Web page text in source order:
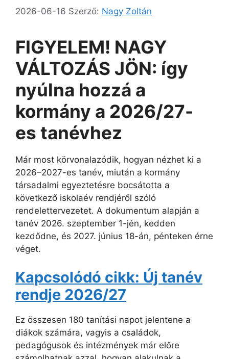
2026-06-16 Szerző: Nagy Zoltán
FIGYELEM! NAGY
VÁLTOZÁS JÖN: így
nyúlna hozzá a
kormány a 2026/27-
es tanévhez
Már most körvonalazódik, hogyan nézhet ki a
2026–2027-es tanév, miután a kormány
társadalmi egyeztetésre bocsátotta a
következő iskolaév rendjéről szóló
rendelettervezetet. A dokumentum alapján a
tanév 2026. szeptember 1-jén, kedden
kezdődne, és 2027. június 18-án, pénteken érne
véget.
Kapcsolódó cikk: Új tanév
rendje 2026/27
Ez összesen 180 tanítási napot jelentene a
diákok számára, vagyis a családok,
pedagógusok és intézmények már előre